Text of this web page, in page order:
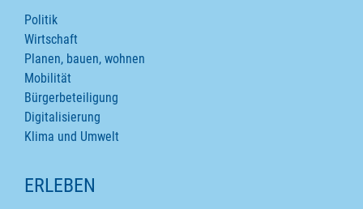
Politik
Wirtschaft
Planen, bauen, wohnen
Mobilität
Bürgerbeteiligung
Digitalisierung
Klima und Umwelt
ERLEBEN